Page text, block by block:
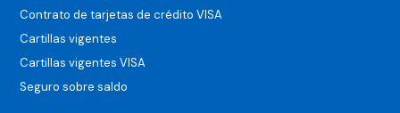
Contrato de tarjetas de crédito VISA
Cartillas vigentes
Cartillas vigentes VISA
Seguro sobre saldo